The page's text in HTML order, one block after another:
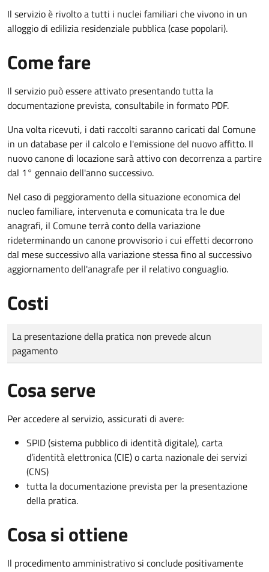
Il servizio è rivolto a tutti i nuclei familiari che vivono in un
alloggio di edilizia residenziale pubblica (case popolari).
Come fare
Il servizio può essere attivato presentando tutta la
documentazione prevista, consultabile in formato PDF.
Una volta ricevuti, i dati raccolti saranno caricati dal Comune
in un database per il calcolo e l'emissione del nuovo affitto. Il
nuovo canone di locazione sarà attivo con decorrenza a partire
dal 1° gennaio dell'anno successivo.
Nel caso di peggioramento della situazione economica del
nucleo familiare, intervenuta e comunicata tra le due
anagrafi, il Comune terrà conto della variazione
rideterminando un canone provvisorio i cui effetti decorrono
dal mese successivo alla variazione stessa fino al successivo
aggiornamento dell'anagrafe per il relativo conguaglio.
Costi
Tipo di pagamento
Importo
La presentazione della pratica non prevede alcun
pagamento
Cosa serve
Per accedere al servizio, assicurati di avere:
SPID (sistema pubblico di identità digitale), carta
d’identità elettronica (CIE) o carta nazionale dei servizi
(CNS)
tutta la documentazione prevista per la presentazione
della pratica.
Cosa si ottiene
Il procedimento amministrativo si conclude positivamente